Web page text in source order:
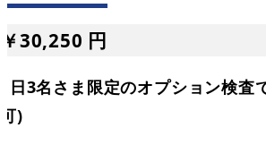
￥30,250 円
1日3名さま限定のオプション検査
可)